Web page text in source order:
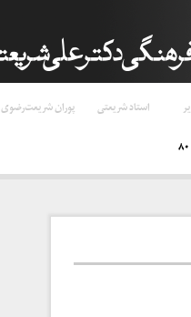
استاد شریعتی پوران شریعت‌رضوی